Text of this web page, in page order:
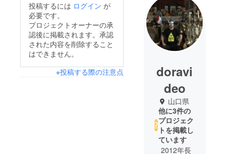
投稿するには ログイン が
必要です。
プロジェクトオーナーの承
認後に掲載されます。承認
された内容を削除すること
はできません。
※投稿する際の注意点
doravi
deo
山口県
他に3件の
プロジェク
トを掲載し
ています
2012年長